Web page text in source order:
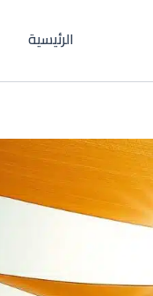
الرئيسية